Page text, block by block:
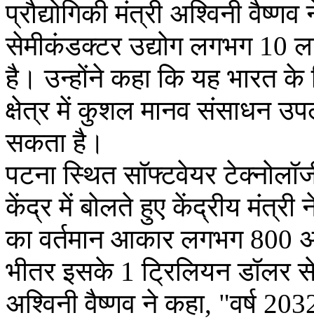
प्रौद्योगिकी मंत्री अश्विनी
सेमीकंडक्टर उद्योग लगभग 10
है। उन्होंने कहा कि यह भारत
क्षेत्र में कुशल मानव संसाधन
सकता है।
पटना स्थित सॉफ्टवेयर
केंद्र में बोलते हुए केंद्रीय मंत्री
का वर्तमान आकार लगभग
भीतर इसके 1 ट्रिलियन डॉलर
अश्विनी वैष्णव ने कहा, "वर्ष